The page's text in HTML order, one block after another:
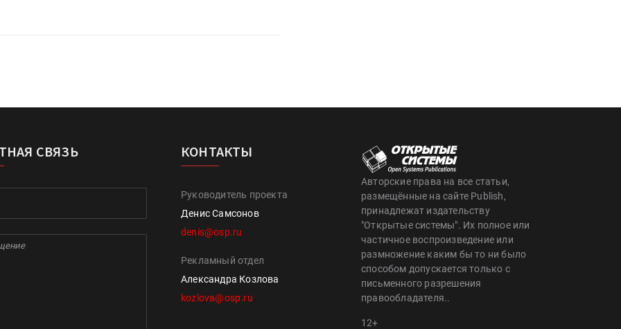
СВЯЗЬ КОНТАКТЫ
Руководитель проекта
Денис Самсонов
denis@osp.ru
Рекламный отдел
Александра Козлова
kozlova@osp.ru
Авторские права на все статьи,
размещённые на сайте Publish,
принадлежат издательству
"Открытые системы". Их полное или
частичное воспроизведение или
размножение каким бы то ни было
способом допускается только с
письменного разрешения
правообладателя..
12+